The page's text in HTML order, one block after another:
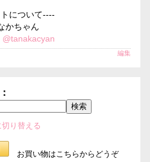
について----
かちゃん
@tanakacyan
編集
り替える
お買い物はこちらからどうぞ